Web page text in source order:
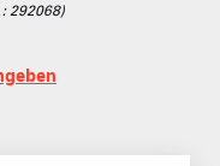
:292068)